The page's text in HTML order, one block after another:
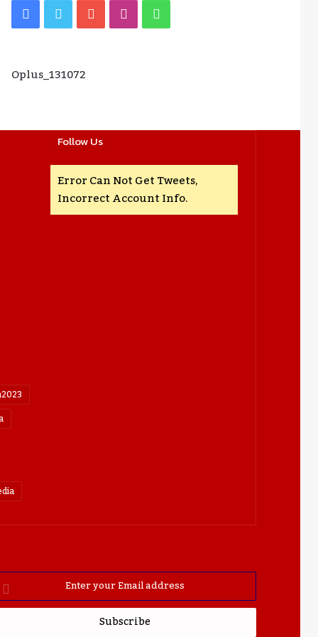
Facebook
Twitter YouTubeInstagram
Oplus_131072
Follow Us
Error Can Not Get Tweets,
Incorrect Account Info.